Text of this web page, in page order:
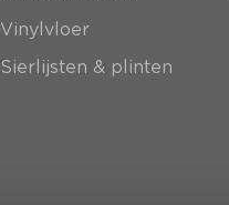
Vinylvloer
Sierlijsten & plinten